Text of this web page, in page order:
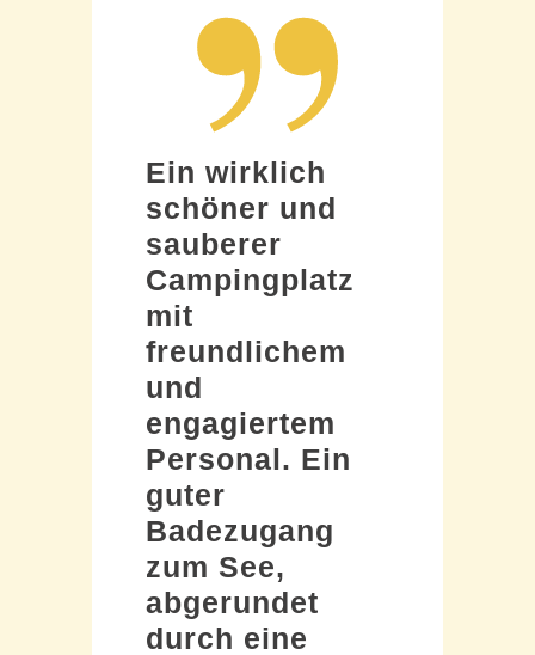
Ein wirklich
schöner und
sauberer
Campingplatz
mit
freundlichem
und
engagiertem
Personal. Ein
guter
Badezugang
zum See,
abgerundet
durch eine